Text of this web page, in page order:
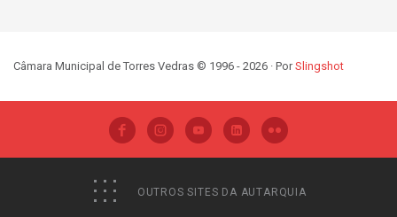
Câmara Municipal de Torres Vedras © 1996 - 2026 · PorSlingshot
OUTROS SITES DA AUTARQUIA